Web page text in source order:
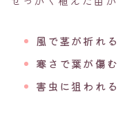
風で茎が折れる
寒さで葉が傷む
害虫に狙われる